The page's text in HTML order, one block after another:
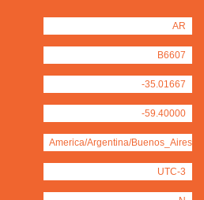
AR
B6607
-35.01667
-59.40000
America/Argentina/Buenos_Aires
UTC-3